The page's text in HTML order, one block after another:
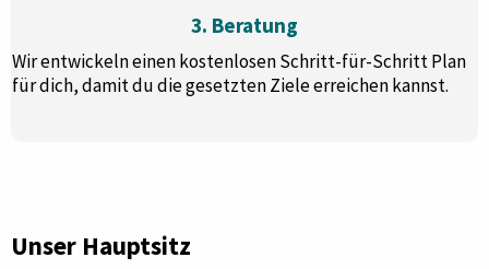
3. Beratung
Wir entwickeln einen kostenlosen Schritt-für-Schritt Plan
für dich, damit du die gesetzten Ziele erreichen kannst.
Unser Hauptsitz